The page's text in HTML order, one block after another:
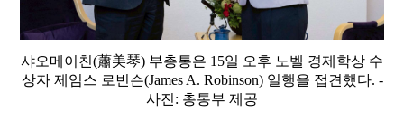
샤오메이친(蕭美琴) 부총통은 15일 오후 노벨 경제학상 수
상자 제임스 로빈슨(James A. Robinson) 일행을 접견했다. -
사진: 총통부 제공